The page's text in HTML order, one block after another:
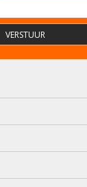
VERSTUUR